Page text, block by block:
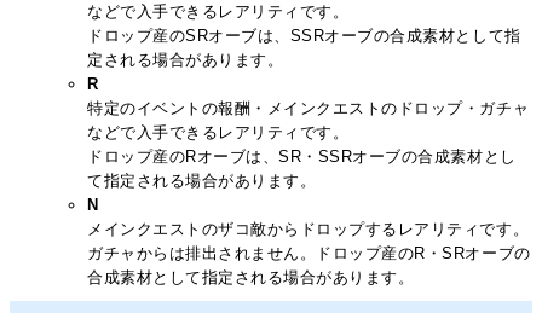
などで入手できるレアリティです。
ドロップ産のSRオーブは、SSRオーブの合成素材として指
定される場合があります。
R
特定のイベントの報酬・メインクエストのドロップ・ガチャ
などで入手できるレアリティです。
ドロップ産のRオーブは、SR・SSRオーブの合成素材とし
て指定される場合があります。
N
メインクエストのザコ敵からドロップするレアリティです。
ガチャからは排出されません。ドロップ産のR・SRオーブの
合成素材として指定される場合があります。